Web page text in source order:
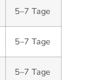
5–7 Tage
5–7 Tage
5–7 Tage